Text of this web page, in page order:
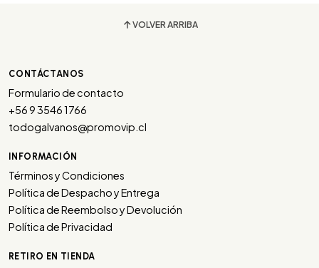
VOLVER ARRIBA
CONTÁCTANOS
Formulario de contacto
+56 9 3546 1766
todogalvanos@promovip.cl
INFORMACIÓN
Términos y Condiciones
Política de Despacho y Entrega
Política de Reembolso y Devolución
Política de Privacidad
RETIRO EN TIENDA